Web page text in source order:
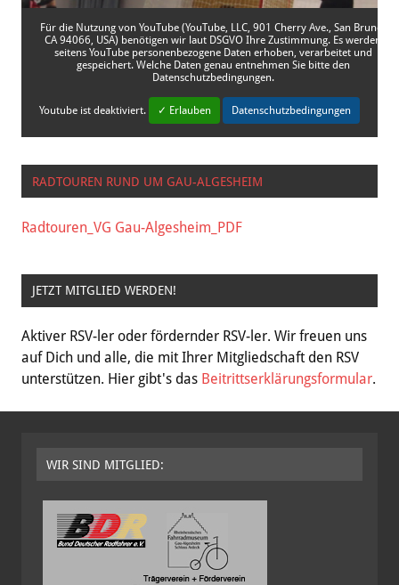
Für die Nutzung von YouTube (YouTube, LLC, 901 Cherry Ave., San Bruno,
CA 94066, USA) benötigen wir laut DSGVO Ihre Zustimmung. Es werden
seitens YouTube personenbezogene Daten erhoben, verarbeitet und
gespeichert. Welche Daten genau entnehmen Sie bitte den
Datenschutzbedingungen.
Youtube ist deaktiviert. ✓ Erlauben Datenschutzbedingungen
RADTOUREN RUND UM GAU-ALGESHEIM
Radtouren_VG Gau-Algesheim_PDF
JETZT MITGLIED WERDEN!
Aktiver RSV-ler oder fördernder RSV-ler. Wir freuen uns
auf Dich und alle, die mit Ihrer Mitgliedschaft den RSV
unterstützen. Hier gibt's das Beitrittserklärungsformular.
WIR SIND MITGLIED: